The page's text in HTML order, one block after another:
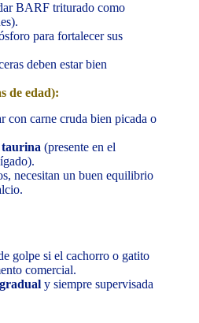
BARF triturado como
para fortalecer sus
deben estar bien
de edad):
con carne cruda bien picada o
taurina (presente en el
necesitan un buen equilibrio
golpe si el cachorro o gatito
comercial.
y siempre supervisada